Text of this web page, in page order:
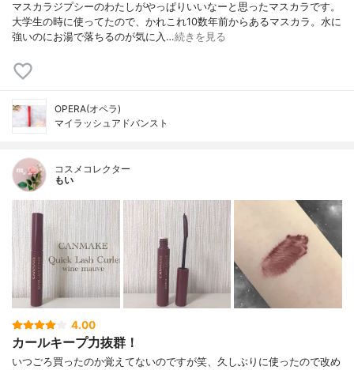
マスカラジプシーのわたしがやっぱりいいなーと思ったマスカラです。
大学生の時に使ってたので、かれこれ10数年前からあるマスカラ。水に
強いのにお湯で落ちるのが気に入…続きを見る
OPERA(オペラ)
マイラッシュアドバンスト
コスメコレクター
もい
4.00
カールキープ力抜群！
いつごろ買ったのか覚えてないのですが笑、久しぶりに使ったので改め